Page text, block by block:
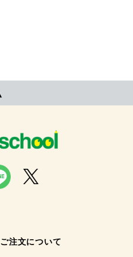
ご注文について